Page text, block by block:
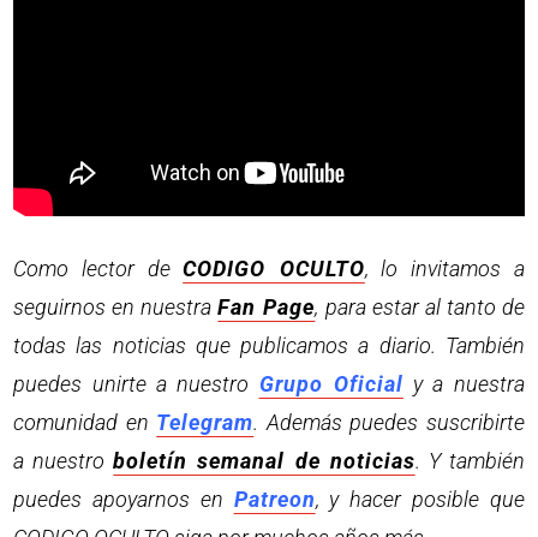
Como lector deCODIGO OCULTO, lo invitamos a
seguirnos en nuestraFan Page, para estar al tanto de
todas las noticias que publicamos a diario. También
puedes unirte a nuestro Grupo Oficial y a nuestra
comunidad en Telegram. Además puedes suscribirte
a nuestroboletín semanal de noticias. Y también
puedes apoyarnos en Patreon, y hacer posible que